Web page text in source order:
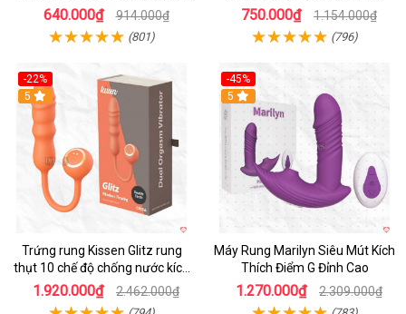
Kích Thích
640.000₫ 914.000₫
(801)
750.000₫ 1.154.000₫
(796)
-22%
Hot
5
Trứng rung Kissen Glitz rung
thụt 10 chế độ chống nước kích
thích
1.920.000₫ 2.462.000₫
-45%
Hot
5
Máy Rung Marilyn Siêu Mút Kích
Thích Điểm G Đỉnh Cao
1.270.000₫ 2.309.000₫